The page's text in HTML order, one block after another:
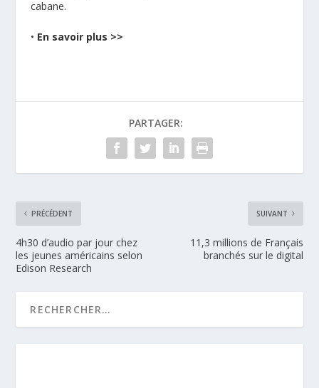
cabane.
• En savoir plus >>
PARTAGER:
PRÉCÉDENT
4h30 d’audio par jour chez
les jeunes américains selon
Edison Research
SUIVANT
11,3 millions de Français
branchés sur le digital